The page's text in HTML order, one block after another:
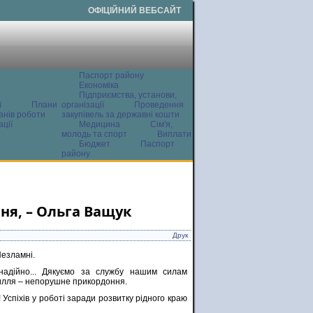
ОФІЦІЙНИЙ ВЕБСАЙТ
Плани
роботи
Паспорт району
Економіка
Підприємства, установи,
організації
Проведення
закупівель за державні кошти
Медицина
Сім'я,
молодь та спорт
Виплати
Бюджет
Паспорт
району
– Ольга Ващук
Друк
Дякуємо за службу нашим силам
– непорушне прикордоння.
у роботі заради розвитку рідного краю